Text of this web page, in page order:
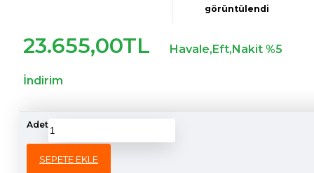
görüntülendi
23.655,00TL Havale,Eft,Nakit %5
İndirim
Adet
SEPETE EKLE
ÜRÜN BILGISI